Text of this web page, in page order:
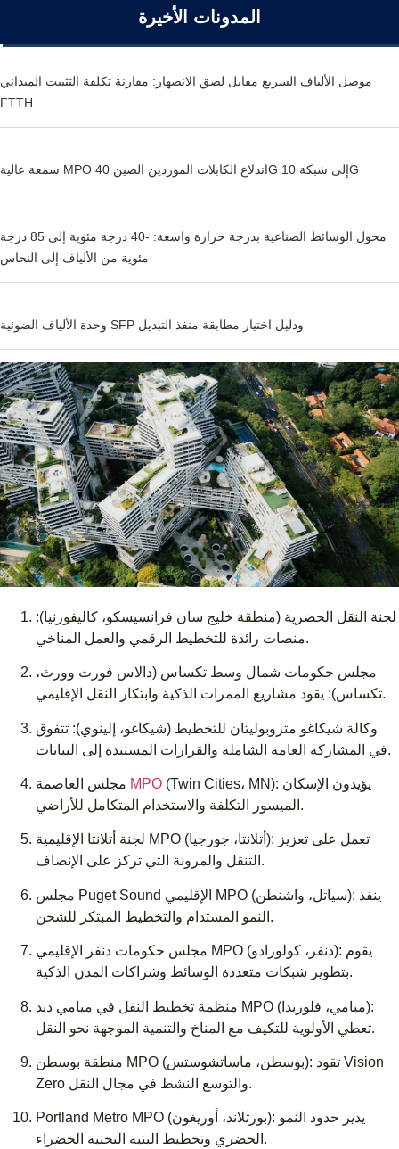
المدونات الأخيرة
موصل الألياف السريع مقابل لصق الانصهار: مقارنة تكلفة التثبيت الميداني
FTTH
سمعة عالية MPO اندلاع الكابلات الموردين الصين 40G إلى شبكة 10G
محول الوسائط الصناعية بدرجة حرارة واسعة: -40 درجة مئوية إلى 85 درجة
مئوية من الألياف إلى النحاس
وحدة الألياف الضوئية SFP ودليل اختيار مطابقة منفذ التبديل
لجنة النقل الحضرية (منطقة خليج سان فرانسيسكو، كاليفورنيا):
منصات رائدة للتخطيط الرقمي والعمل المناخي.
مجلس حكومات شمال وسط تكساس (دالاس فورت وورث،
تكساس): يقود مشاريع الممرات الذكية وابتكار النقل الإقليمي.
وكالة شيكاغو متروبوليتان للتخطيط (شيكاغو، إلينوي): تتفوق
في المشاركة العامة الشاملة والقرارات المستندة إلى البيانات.
MPO (Twin Cities، MN): يؤيدون الإسكان
الميسور التكلفة والاستخدام المتكامل للأراضي.
لجنة أتلانتا الإقليمية MPO (أتلانتا، جورجيا): تعمل على تعزيز
التنقل والمرونة التي تركز على الإنصاف.
مجلس Puget Sound الإقليمي MPO (سياتل، واشنطن): ينفذ
النمو المستدام والتخطيط المبتكر للشحن.
مجلس حكومات دنفر الإقليمي MPO (دنفر، كولورادو): يقوم
بتطوير شبكات متعددة الوسائط وشراكات المدن الذكية.
منظمة تخطيط النقل في ميامي ديد MPO (ميامي، فلوريدا):
تعطي الأولوية للتكيف مع المناخ والتنمية الموجهة نحو النقل.
منطقة بوسطن MPO (بوسطن، ماساتشوستس): تقود Vision
Zero والتوسع النشط في مجال النقل.
Portland Metro MPO (بورتلاند، أوريغون): يدير حدود النمو
الحضري وتخطيط البنية التحتية الخضراء.